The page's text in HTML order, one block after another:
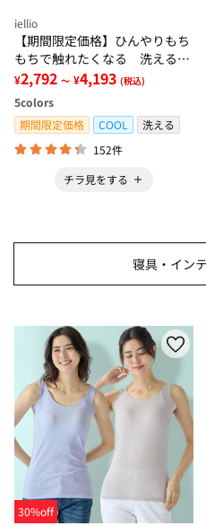
iellio
【期間限定価格】ひんやりもち
もちで触れたくなる 洗えるラ
グ＜低反発・滑りにくい・接触
冷感・防ダニ・カーペット＞
¥2,792 ～ ¥4,193 (税込)
5colors
期間限定価格
COOL
洗える
152件
チラ見をする
寝具・イン
30%off